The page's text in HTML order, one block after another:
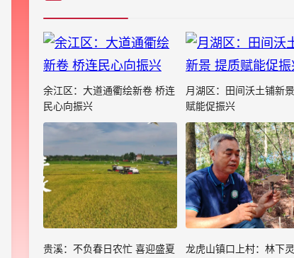
余江区：大道通衢绘新卷 桥连
民心向振兴
月湖区：田间沃土铺新
赋能促振兴
贵溪：不负春日农忙 喜迎盛夏
龙虎山镇口上村：林下